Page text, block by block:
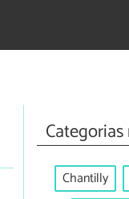
Chantilly